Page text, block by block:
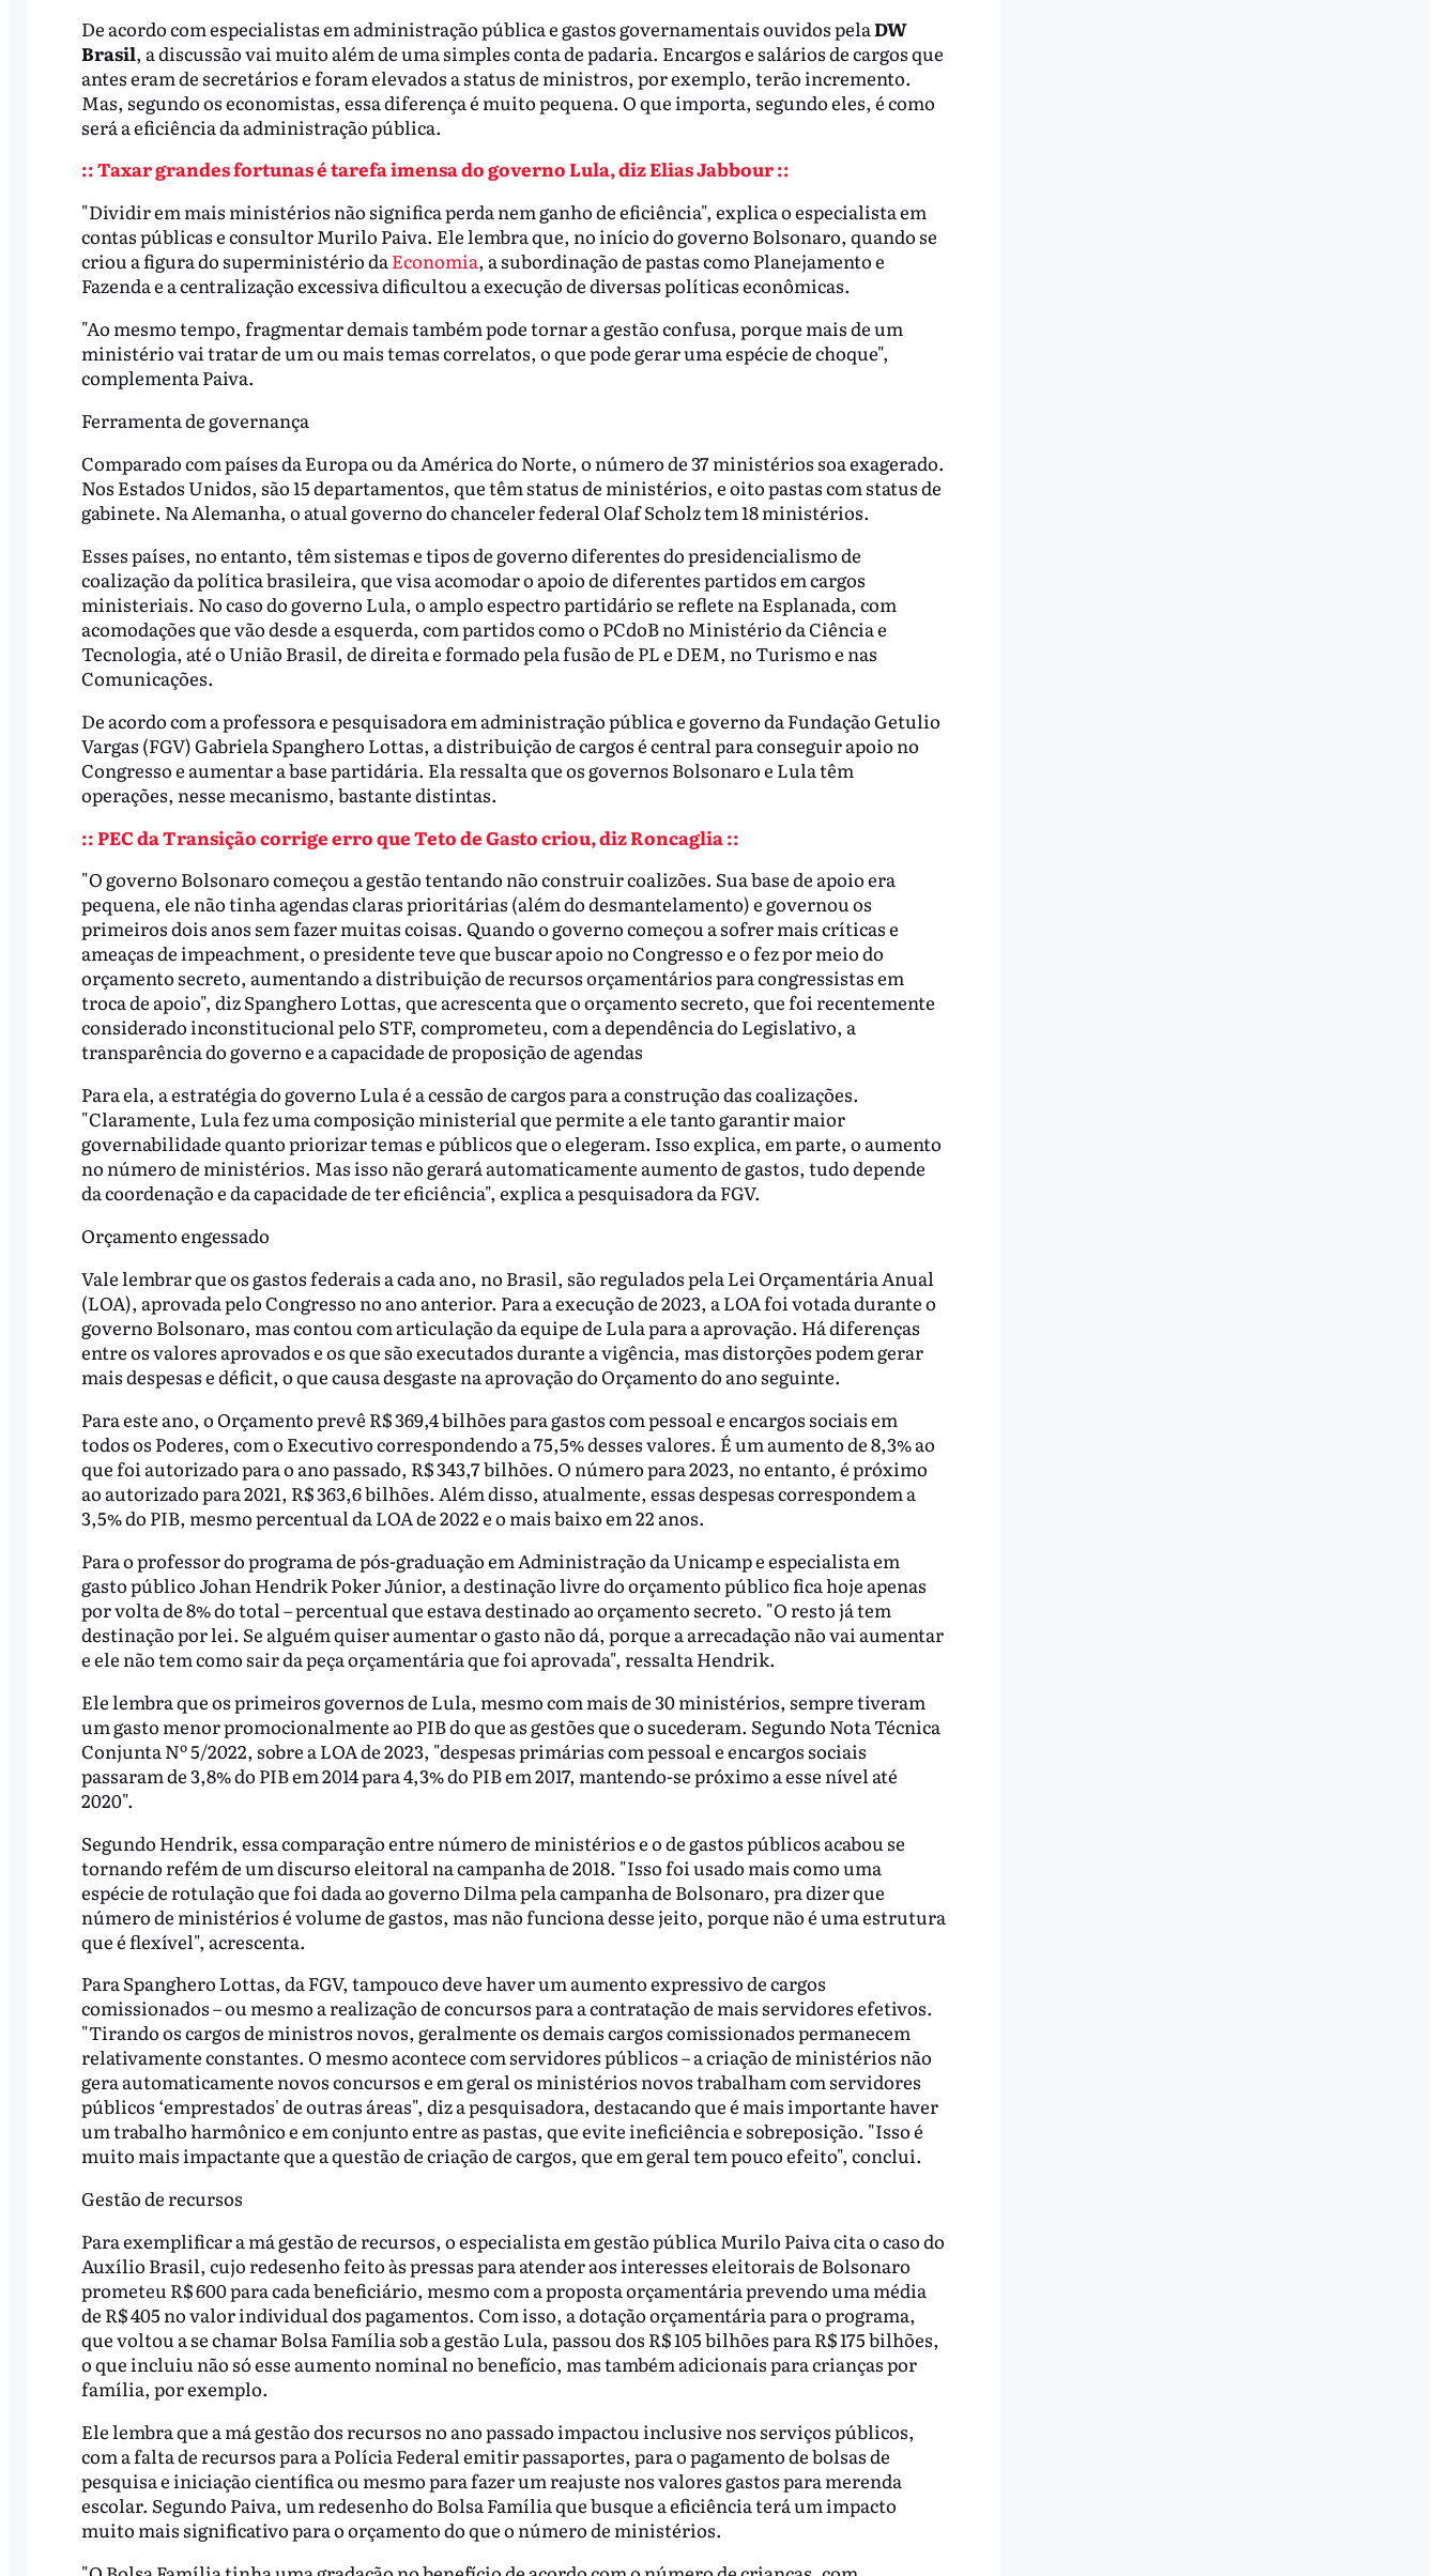
De acordo com especialistas em administração pública e gastos governamentais ouvidos pelaDW
Brasil, a discussão vai muito além de uma simples conta de padaria. Encargos e salários de cargos que
antes eram de secretários e foram elevados a status de ministros, por exemplo, terão incremento.
Mas, segundo os economistas, essa diferença é muito pequena. O que importa, segundo eles, é como
será a eficiência da administração pública.
:: Taxar grandes fortunas é tarefa imensa do governo Lula, diz Elias Jabbour ::
"Dividir em mais ministérios não significa perda nem ganho de eficiência", explica o especialista em
contas públicas e consultor Murilo Paiva. Ele lembra que, no início do governo Bolsonaro, quando se
criou a figura do superministério daEconomia, a subordinação de pastas como Planejamento e
Fazenda e a centralização excessiva dificultou a execução de diversas políticas econômicas.
"Ao mesmo tempo, fragmentar demais também pode tornar a gestão confusa, porque mais de um
ministério vai tratar de um ou mais temas correlatos, o que pode gerar uma espécie de choque",
complementa Paiva.
Ferramenta de governança
Comparado com países da Europa ou da América do Norte, o número de 37 ministérios soa exagerado.
Nos Estados Unidos, são 15 departamentos, que têm status de ministérios, e oito pastas com status de
gabinete. Na Alemanha, o atual governo do chanceler federal Olaf Scholz tem 18 ministérios.
Esses países, no entanto, têm sistemas e tipos de governo diferentes do presidencialismo de
coalização da política brasileira, que visa acomodar o apoio de diferentes partidos em cargos
ministeriais. No caso do governo Lula, o amplo espectro partidário se reflete na Esplanada, com
acomodações que vão desde a esquerda, com partidos como o PCdoB no Ministério da Ciência e
Tecnologia, até o União Brasil, de direita e formado pela fusão de PL e DEM, no Turismo e nas
Comunicações.
De acordo com a professora e pesquisadora em administração pública e governo da Fundação Getulio
Vargas (FGV) Gabriela Spanghero Lottas, a distribuição de cargos é central para conseguir apoio no
Congresso e aumentar a base partidária. Ela ressalta que os governos Bolsonaro e Lula têm
operações, nesse mecanismo, bastante distintas.
:: PEC da Transição corrige erro que Teto de Gasto criou, diz Roncaglia ::
"O governo Bolsonaro começou a gestão tentando não construir coalizões. Sua base de apoio era
pequena, ele não tinha agendas claras prioritárias (além do desmantelamento) e governou os
primeiros dois anos sem fazer muitas coisas. Quando o governo começou a sofrer mais críticas e
ameaças de impeachment, o presidente teve que buscar apoio no Congresso e o fez por meio do
orçamento secreto, aumentando a distribuição de recursos orçamentários para congressistas em
troca de apoio", diz Spanghero Lottas, que acrescenta que o orçamento secreto, que foi recentemente
considerado inconstitucional pelo STF, comprometeu, com a dependência do Legislativo, a
transparência do governo e a capacidade de proposição de agendas
Para ela, a estratégia do governo Lula é a cessão de cargos para a construção das coalizações.
"Claramente, Lula fez uma composição ministerial que permite a ele tanto garantir maior
governabilidade quanto priorizar temas e públicos que o elegeram. Isso explica, em parte, o aumento
no número de ministérios. Mas isso não gerará automaticamente aumento de gastos, tudo depende
da coordenação e da capacidade de ter eficiência", explica a pesquisadora da FGV.
Orçamento engessado
Vale lembrar que os gastos federais a cada ano, no Brasil, são regulados pela Lei Orçamentária Anual
(LOA), aprovada pelo Congresso no ano anterior. Para a execução de 2023, a LOA foi votada durante o
governo Bolsonaro, mas contou com articulação da equipe de Lula para a aprovação. Há diferenças
entre os valores aprovados e os que são executados durante a vigência, mas distorções podem gerar
mais despesas e déficit, o que causa desgaste na aprovação do Orçamento do ano seguinte.
Para este ano, o Orçamento prevê R$ 369,4 bilhões para gastos com pessoal e encargos sociais em
todos os Poderes, com o Executivo correspondendo a 75,5% desses valores. É um aumento de 8,3% ao
que foi autorizado para o ano passado, R$ 343,7 bilhões. O número para 2023, no entanto, é próximo
ao autorizado para 2021, R$ 363,6 bilhões. Além disso, atualmente, essas despesas correspondem a
3,5% do PIB, mesmo percentual da LOA de 2022 e o mais baixo em 22 anos.
Para o professor do programa de pós-graduação em Administração da Unicamp e especialista em
gasto público Johan Hendrik Poker Júnior, a destinação livre do orçamento público fica hoje apenas
por volta de 8% do total – percentual que estava destinado ao orçamento secreto. "O resto já tem
destinação por lei. Se alguém quiser aumentar o gasto não dá, porque a arrecadação não vai aumentar
e ele não tem como sair da peça orçamentária que foi aprovada", ressalta Hendrik.
Ele lembra que os primeiros governos de Lula, mesmo com mais de 30 ministérios, sempre tiveram
um gasto menor promocionalmente ao PIB do que as gestões que o sucederam. Segundo Nota Técnica
Conjunta Nº 5/2022, sobre a LOA de 2023, "despesas primárias com pessoal e encargos sociais
passaram de 3,8% do PIB em 2014 para 4,3% do PIB em 2017, mantendo-se próximo a esse nível até
2020".
Segundo Hendrik, essa comparação entre número de ministérios e o de gastos públicos acabou se
tornando refém de um discurso eleitoral na campanha de 2018. "Isso foi usado mais como uma
espécie de rotulação que foi dada ao governo Dilma pela campanha de Bolsonaro, pra dizer que
número de ministérios é volume de gastos, mas não funciona desse jeito, porque não é uma estrutura
que é flexível", acrescenta.
Para Spanghero Lottas, da FGV, tampouco deve haver um aumento expressivo de cargos
comissionados – ou mesmo a realização de concursos para a contratação de mais servidores efetivos.
"Tirando os cargos de ministros novos, geralmente os demais cargos comissionados permanecem
relativamente constantes. O mesmo acontece com servidores públicos – a criação de ministérios não
gera automaticamente novos concursos e em geral os ministérios novos trabalham com servidores
públicos ‘emprestados' de outras áreas", diz a pesquisadora, destacando que é mais importante haver
um trabalho harmônico e em conjunto entre as pastas, que evite ineficiência e sobreposição. "Isso é
muito mais impactante que a questão de criação de cargos, que em geral tem pouco efeito", conclui.
Gestão de recursos
Para exemplificar a má gestão de recursos, o especialista em gestão pública Murilo Paiva cita o caso do
Auxílio Brasil, cujo redesenho feito às pressas para atender aos interesses eleitorais de Bolsonaro
prometeu R$ 600 para cada beneficiário, mesmo com a proposta orçamentária prevendo uma média
de R$ 405 no valor individual dos pagamentos. Com isso, a dotação orçamentária para o programa,
que voltou a se chamar Bolsa Família sob a gestão Lula, passou dos R$ 105 bilhões para R$ 175 bilhões,
o que incluiu não só esse aumento nominal no benefício, mas também adicionais para crianças por
família, por exemplo.
Ele lembra que a má gestão dos recursos no ano passado impactou inclusive nos serviços públicos,
com a falta de recursos para a Polícia Federal emitir passaportes, para o pagamento de bolsas de
pesquisa e iniciação científica ou mesmo para fazer um reajuste nos valores gastos para merenda
escolar. Segundo Paiva, um redesenho do Bolsa Família que busque a eficiência terá um impacto
muito mais significativo para o orçamento do que o número de ministérios.